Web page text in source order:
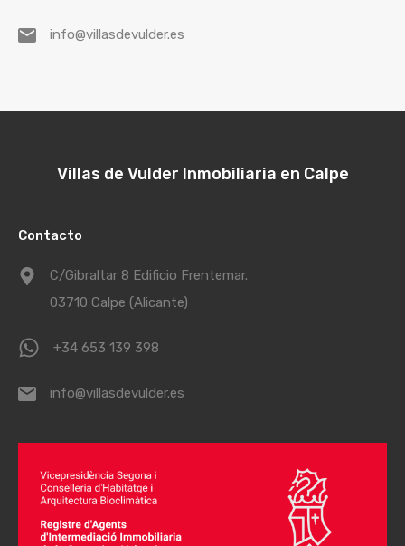
info@villasdevulder.es
Villas de Vulder Inmobiliaria en Calpe
Contacto
C/Gibraltar 8 Edificio Frentemar.
03710 Calpe (Alicante)
+34 653 139 398
info@villasdevulder.es